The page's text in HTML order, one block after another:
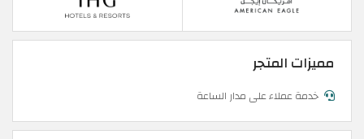
مميزات المتجر
خدمة عملاء على مدار الساعة